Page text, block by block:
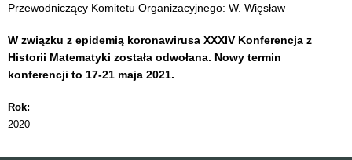
Przewodniczący Komitetu Organizacyjnego: W. Więsław
W związku z epidemią koronawirusa XXXIV Konferencja z
Historii Matematyki została odwołana. Nowy termin
konferencji to 17-21 maja 2021.
Rok:
2020